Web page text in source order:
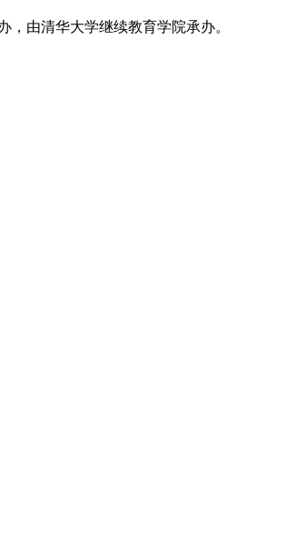
，由清华大学继续教育学院承办。